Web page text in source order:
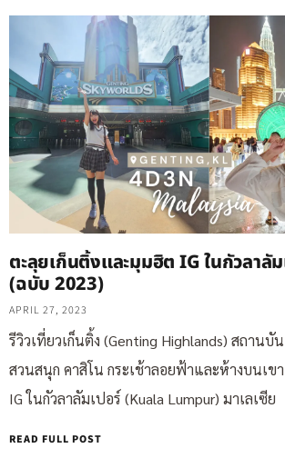
ตะลุยเก็นติ้งและมุมฮิต IG ในกัวลาลัม
(ฉบับ 2023)
APRIL 27, 2023
รีวิวเที่ยวเก็นติ้ง (Genting Highlands) สถานบั
สวนสนุก คาสิโน กระเช้าลอยฟ้าและห้างบนเข
IG ในกัวลาลัมเปอร์ (Kuala Lumpur) มาเลเซีย
READ FULL POST